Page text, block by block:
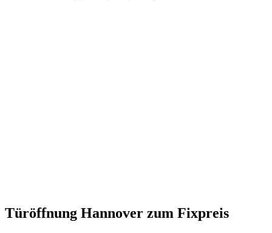
Türöffnung Hannover zum Fixpreis